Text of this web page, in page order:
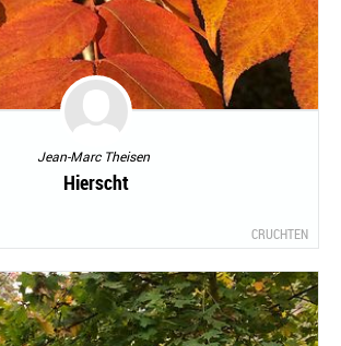
Jean-Marc Theisen
Hierscht
CRUCHTEN